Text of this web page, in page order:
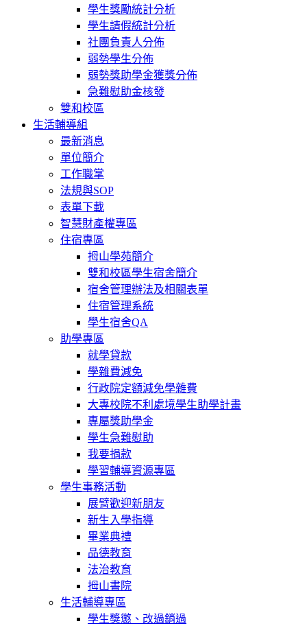
學生獎勵統計分析
學生請假統計分析
社團負責人分佈
弱勢學生分佈
弱勢獎助學金獲獎分佈
急難慰助金核發
雙和校區
生活輔導組
最新消息
單位簡介
工作職掌
法規與SOP
表單下載
智慧財產權專區
住宿專區
拇山學苑簡介
雙和校區學生宿舍簡介
宿舍管理辦法及相關表單
住宿管理系統
學生宿舍QA
助學專區
就學貸款
學雜費減免
行政院定額減免學雜費
大專校院不利處境學生助學計畫
專屬獎助學金
學生急難慰助
我要捐款
學習輔導資源專區
學生事務活動
展臂歡迎新朋友
新生入學指導
畢業典禮
品德教育
法治教育
拇山書院
生活輔導專區
學生獎懲、改過銷過